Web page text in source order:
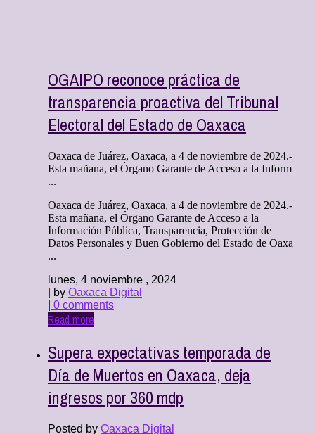
OGAIPO reconoce práctica de
transparencia proactiva del Tribunal
Electoral del Estado de Oaxaca
Oaxaca de Juárez, Oaxaca, a 4 de noviembre de 2024.-
Esta mañana, el Órgano Garante de Acceso a la Inform
...
Oaxaca de Juárez, Oaxaca, a 4 de noviembre de 2024.-
Esta mañana, el Órgano Garante de Acceso a la
Información Pública, Transparencia, Protección de
Datos Personales y Buen Gobierno del Estado de Oaxa
...
lunes, 4 noviembre , 2024
| by Oaxaca Digital
0 comments
Read more
Supera expectativas temporada de
Día de Muertos en Oaxaca, deja
ingresos por 360 mdp
Posted by Oaxaca Digital